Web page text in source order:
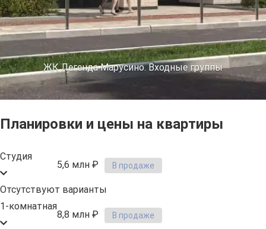
ЖК Легенда Марусино. Входные группы
Планировки и цены на квартиры
Студия
5,6 млн ₽ В продаже
Отсутствуют варианты
1-комнатная
8,8 млн ₽ В продаже